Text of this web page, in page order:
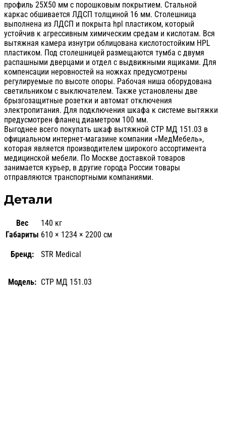
профиль 25Х50 мм с порошковым покрытием. Стальной
каркас обшивается ЛДСП толщиной 16 мм. Столешница
выполнена из ЛДСП и покрыта hpl пластиком, который
устойчив к агрессивным химическим средам и кислотам. Вся
вытяжная камера изнутри облицована кислотостойким HPL
пластиком. Под столешницей размещаются тумба с двумя
распашными дверцами и отдел с выдвижными ящиками. Для
компенсации неровностей на ножках предусмотрены
регулируемые по высоте опоры. Рабочая ниша оборудована
светильником с выключателем. Также установлены две
брызгозащитные розетки и автомат отключения
электропитания. Для подключения шкафа к системе вытяжки
предусмотрен фланец диаметром 100 мм.
Выгоднее всего покупать шкаф вытяжной СТР МД 151.03 в
официальном интернет-магазине компании «МедМебель»,
которая является производителем широкого ассортимента
медицинской мебели. По Москве доставкой товаров
занимается курьер, в другие города России товары
отправляются транспортными компаниями.
Детали
Вес
140 кг
Габариты 610 × 1234 × 2200 см
Бренд: STR Medical
Модель: СТР МД 151.03